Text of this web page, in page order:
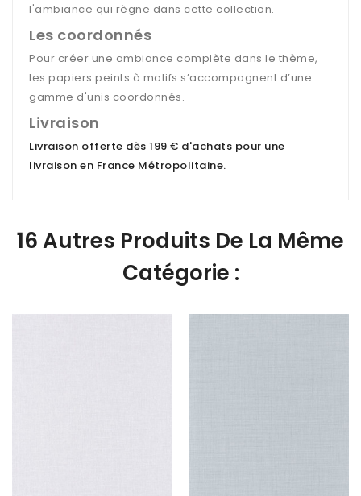
l'ambiance qui règne dans cette collection.
Les coordonnés
Pour créer une ambiance complète dans le thème,
les papiers peints à motifs s’accompagnent d’une
gamme d'unis coordonnés.
Livraison
Livraison offerte dès 199 € d'achats pour une
livraison en France Métropolitaine.
16 Autres Produits De La Même
Catégorie :